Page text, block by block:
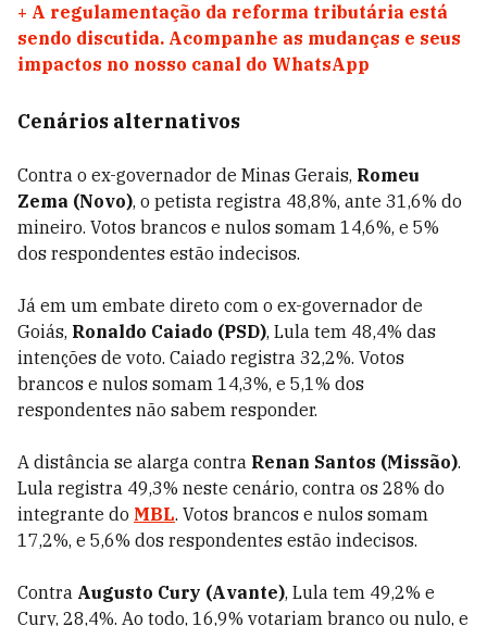
+ A regulamentação da reforma tributária está
sendo discutida. Acompanhe as mudanças e seus
impactos no nosso canal do WhatsApp
Cenários alternativos
Contra o ex-governador de Minas Gerais, Romeu
Zema (Novo), o petista registra 48,8%, ante 31,6% do
mineiro. Votos brancos e nulos somam 14,6%, e 5%
dos respondentes estão indecisos.
Já em um embate direto com o ex-governador de
Goiás, Ronaldo Caiado (PSD), Lula tem 48,4% das
intenções de voto. Caiado registra 32,2%. Votos
brancos e nulos somam 14,3%, e 5,1% dos
respondentes não sabem responder.
A distância se alarga contra Renan Santos (Missão).
Lula registra 49,3% neste cenário, contra os 28% do
integrante do MBL. Votos brancos e nulos somam
17,2%, e 5,6% dos respondentes estão indecisos.
Contra Augusto Cury (Avante), Lula tem 49,2% e
Cury, 28,4%. Ao todo, 16,9% votariam branco ou nulo, e